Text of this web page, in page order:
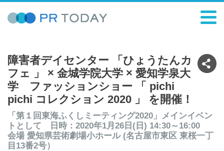
障害者デイセンター 「ひょうたんカ
フェ 」 × 金城学院大学 × 愛知学泉大
学 ファッションショー 「 pichi
pichi コレクション 2020 」 を開催！
「第１回東海ふくしミーティング2020」メインイベン
トとして 日時：2020年1月26日(日) 14:30～16:00
会場 愛知県芸術劇場小ホール (名古屋市東区 東桜一丁
目13番2号）